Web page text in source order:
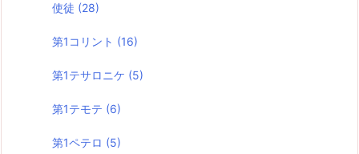
使徒 (28)
第1コリント (16)
第1テサロニケ (5)
第1テモテ (6)
第1ペテロ (5)